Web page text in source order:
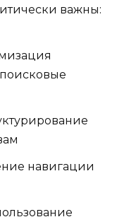
важны:
навигации